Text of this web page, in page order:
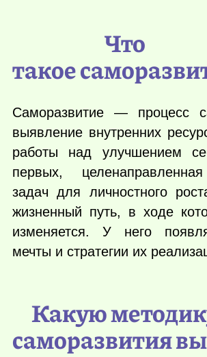
Что
такое
Саморазвитие — процесс
выявление внутренних
работы над улучшением
первых,
задач для личностного
жизненный путь, в ходе
изменяется. У него
мечты и стратегии их
Какую
саморазвития